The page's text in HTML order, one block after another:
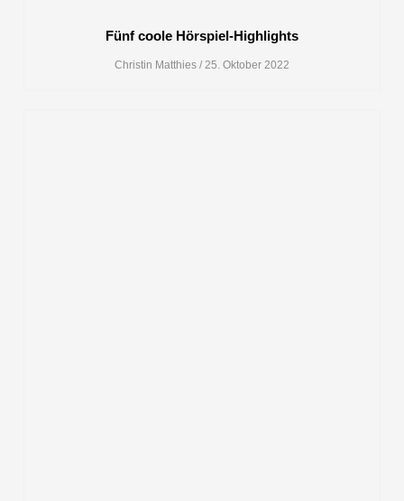
Fünf coole Hörspiel-Highlights
Christin Matthies 25. Oktober 2022